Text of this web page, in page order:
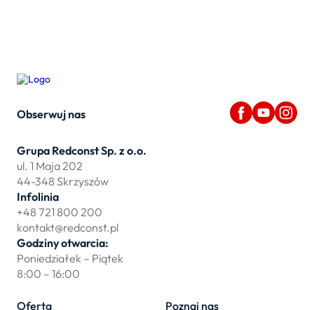
Obserwuj nas
Grupa Redconst Sp. z o.o.
ul. 1 Maja 202
44-348 Skrzyszów
Infolinia
+48 721 800 200
kontakt@redconst.pl
Godziny otwarcia:
Poniedziałek – Piątek
8:00 – 16:00
Oferta
Poznaj nas